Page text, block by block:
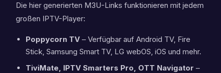
Die hier generierten M3U-Links funktionieren mit jedem
großen IPTV-Player:
Poppycorn TV – Verfügbar auf Android TV, Fire
Stick, Samsung Smart TV, LG webOS, iOS und mehr.
TiviMate, IPTV Smarters Pro, OTT Navigator –